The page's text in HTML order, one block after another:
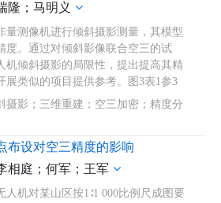
隆；马明义
量测像机进行倾斜摄影测量，其模型
度。通过对倾斜影像联合空三的试
机倾斜摄影的局限性，提出提高其精
展类似的项目提供参考。图3表1参3
摄影；三维重建；空三加密；精度分
布设对空三精度的影响
相庭；何军；王军
人机对某山区按1∶1 000比例尺成图要